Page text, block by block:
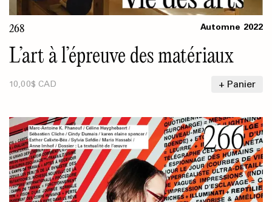
268 Automne 2022
L’art à l’épreuve des matériaux
10,00$ CAD + Panier